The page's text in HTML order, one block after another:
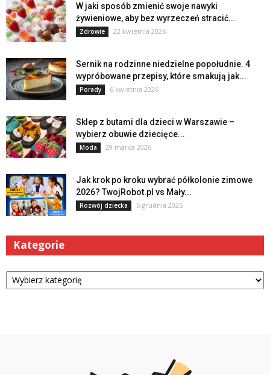
W jaki sposób zmienić swoje nawyki
żywieniowe, aby bez wyrzeczeń stracić...
Zdrowie 22 kwietnia 2026
Sernik na rodzinne niedzielne popołudnie. 4
wypróbowane przepisy, które smakują jak...
Porady 6 kwietnia 2026
Sklep z butami dla dzieci w Warszawie –
wybierz obuwie dziecięce...
Moda 29 marca 2026
Jak krok po kroku wybrać półkolonie zimowe
2026? TwojRobot.pl vs Mały...
Rozwój dziecka 5 grudnia 2025
Kategorie
Kategorie